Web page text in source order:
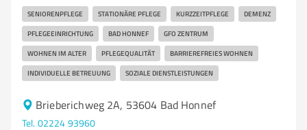
SENIORENPFLEGE STATIONÄRE PFLEGE KURZZEITPFLEGE DEMENZ
PFLEGEEINRICHTUNG BAD HONNEF GFO ZENTRUM
WOHNEN IM ALTER PFLEGEQUALITÄT BARRIEREFREIES WOHNEN
INDIVIDUELLE BETREUUNG SOZIALE DIENSTLEISTUNGEN
Brieberichweg 2A, 53604 Bad Honnef
Tel. 02224 93960